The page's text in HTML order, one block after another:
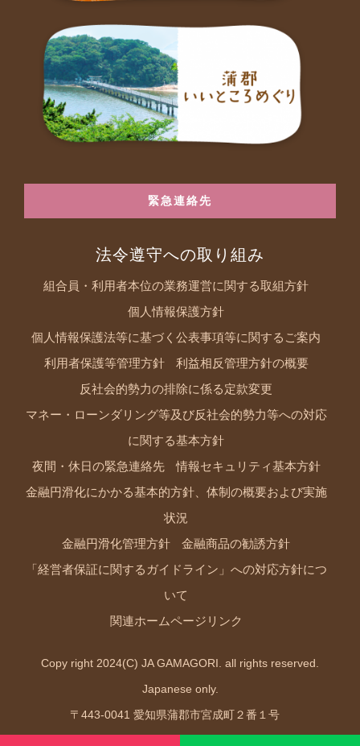
緊急連絡先
法令遵守への取り組み
組合員・利用者本位の業務運営に関する取組方針
個人情報保護方針
個人情報保護法等に基づく公表事項等に関するご案内
利用者保護等管理方針 利益相反管理方針の概要
反社会的勢力の排除に係る定款変更
マネー・ローンダリング等及び反社会的勢力等への対応
に関する基本方針
夜間・休日の緊急連絡先 情報セキュリティ基本方針
金融円滑化にかかる基本的方針、体制の概要および実施
状況
金融円滑化管理方針 金融商品の勧誘方針
「経営者保証に関するガイドライン」への対応方針につ
いて
関連ホームページリンク
Copy right 2024(C) JA GAMAGORI. all rights reserved.
Japanese only.
〒443-0041 愛知県蒲郡市宮成町２番１号